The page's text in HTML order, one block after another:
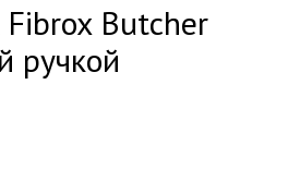
Butcher
ручкой